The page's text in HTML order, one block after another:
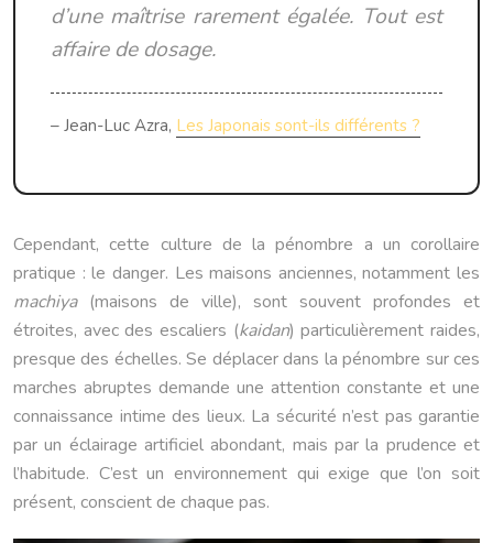
d’une maîtrise rarement égalée. Tout est
affaire de dosage.
– Jean-Luc Azra, Les Japonais sont-ils différents ?
Cependant, cette culture de la pénombre a un corollaire
pratique : le danger. Les maisons anciennes, notamment les
machiya(maisons de ville), sont souvent profondes et
étroites, avec des escaliers (kaidan) particulièrement raides,
presque des échelles. Se déplacer dans la pénombre sur ces
marches abruptes demande une attention constante et une
connaissance intime des lieux. La sécurité n’est pas garantie
par un éclairage artificiel abondant, mais par la prudence et
l’habitude. C’est un environnement qui exige que l’on soit
présent, conscient de chaque pas.